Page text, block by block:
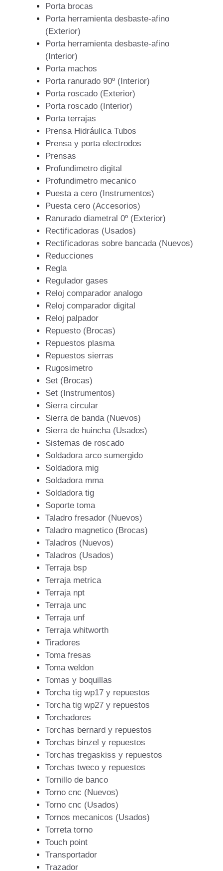
Porta brocas
Porta herramienta desbaste-afino
(Exterior)
Porta herramienta desbaste-afino
(Interior)
Porta machos
Porta ranurado 90º (Interior)
Porta roscado (Exterior)
Porta roscado (Interior)
Porta terrajas
Prensa Hidráulica Tubos
Prensa y porta electrodos
Prensas
Profundimetro digital
Profundimetro mecanico
Puesta a cero (Instrumentos)
Puesta cero (Accesorios)
Ranurado diametral 0º (Exterior)
Rectificadoras (Usados)
Rectificadoras sobre bancada (Nuevos)
Reducciones
Regla
Regulador gases
Reloj comparador analogo
Reloj comparador digital
Reloj palpador
Repuesto (Brocas)
Repuestos plasma
Repuestos sierras
Rugosimetro
Set (Brocas)
Set (Instrumentos)
Sierra circular
Sierra de banda (Nuevos)
Sierra de huincha (Usados)
Sistemas de roscado
Soldadora arco sumergido
Soldadora mig
Soldadora mma
Soldadora tig
Soporte toma
Taladro fresador (Nuevos)
Taladro magnetico (Brocas)
Taladros (Nuevos)
Taladros (Usados)
Terraja bsp
Terraja metrica
Terraja npt
Terraja unc
Terraja unf
Terraja whitworth
Tiradores
Toma fresas
Toma weldon
Tomas y boquillas
Torcha tig wp17 y repuestos
Torcha tig wp27 y repuestos
Torchadores
Torchas bernard y repuestos
Torchas binzel y repuestos
Torchas tregaskiss y repuestos
Torchas tweco y repuestos
Tornillo de banco
Torno cnc (Nuevos)
Torno cnc (Usados)
Tornos mecanicos (Usados)
Torreta torno
Touch point
Transportador
Trazador